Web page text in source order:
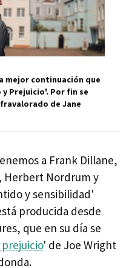
mejor continuación que
Prejuicio'. Por fin se
de Jane
a Frank Dillane,
Herbert Nordrum y
y sensibilidad'
producida desde
que en su día se
' de Joe Wright